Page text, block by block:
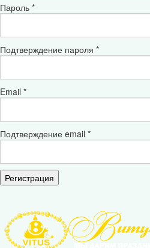
Пароль *
Подтверждение пароля *
Email *
Подтверждение email *
Регистрация